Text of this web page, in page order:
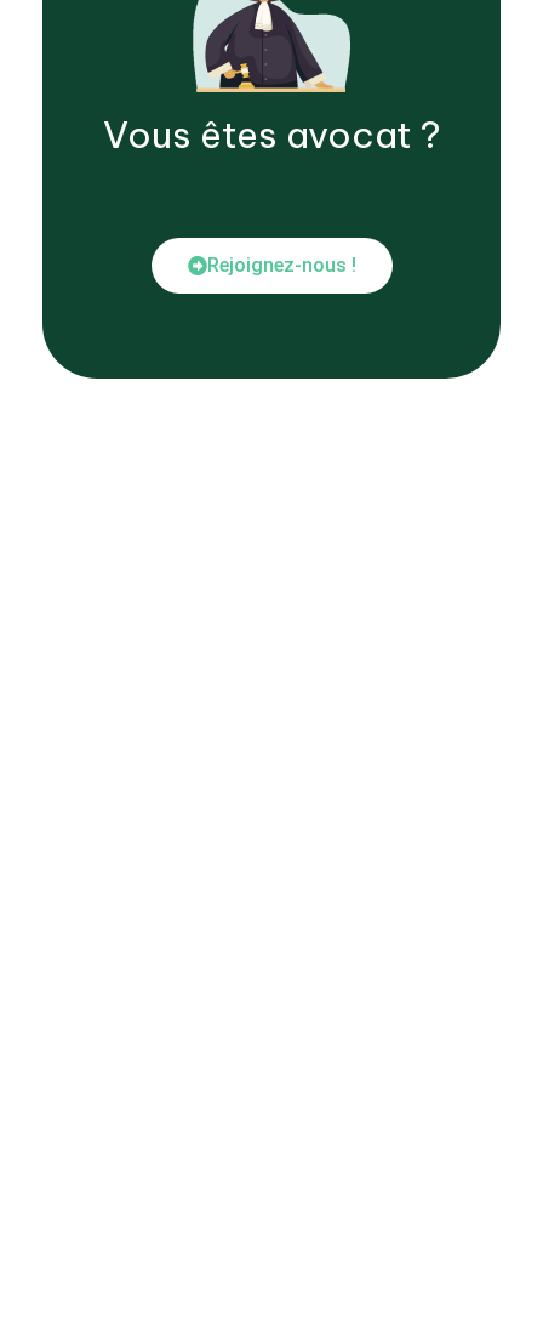
Vous êtes avocat ?
Rejoignez-nous !